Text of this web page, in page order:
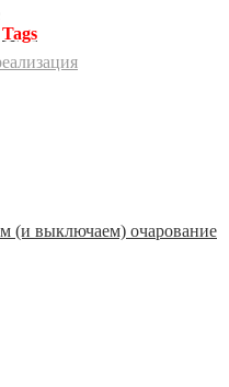
Tags
(и выключаем) очарование